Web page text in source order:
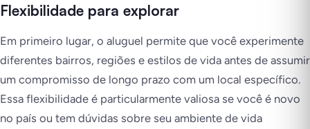
Flexibilidade para explorar
Em primeiro lugar, o aluguel permite que você experimente
diferentes bairros, regiões e estilos de vida antes de assumir
um compromisso de longo prazo com um local específico.
Essa flexibilidade é particularmente valiosa se você é novo
no país ou tem dúvidas sobre seu ambiente de vida